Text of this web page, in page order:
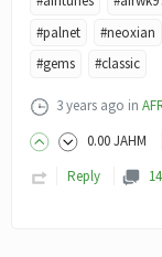
#palnet
#neoxian
#gems
#classic
3 years ago in
0.00JAHM
Reply
14